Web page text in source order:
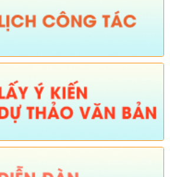
cáo viên cấp tỉnh thá)
NĐ-CP của Chính phủ về tiết kiệm,
- Ngày hiệu lực: (04/08/2026)
tác phổ biến, giáo dục pháp luật 6
địa bàn xã Sì Lở Lầu)